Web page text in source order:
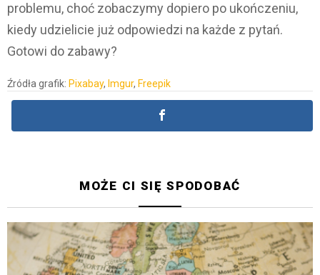
problemu, choć zobaczymy dopiero po ukończeniu,
kiedy udzielicie już odpowiedzi na każde z pytań.
Gotowi do zabawy?
Źródła grafik: Pixabay, Imgur, Freepik
MOŻE CI SIĘ SPODOBAĆ